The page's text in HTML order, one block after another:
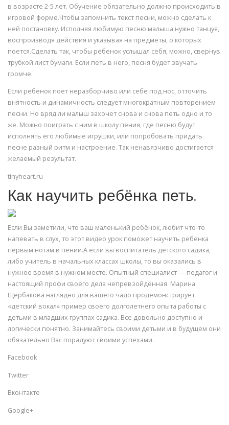
в возрасте 2-5 лет. Обучение обязательно должно происходить в
игровой форме.Чтобы запомнить текст песни, можно сделать к
ней постановку. Исполняя любимую песню малыша нужно танцуя,
воспроизводя действия и указывая на предметы, о которых
поется.Сделать так, чтобы ребенок услышал себя, можно, свернув
трубкой лист бумаги. Если петь в него, песня будет звучать
громче.
Если ребенок поет неразборчиво или себе под нос, отточить
внятность и динамичность следует многократным повторением
песни. Но вряд ли малыш захочет снова и снова петь одно и то
же. Можно поиграть с ним в школу пения, где песню будут
исполнять его любимые игрушки, или попробовать придать
песне разный ритм и настроение. Так ненавязчиво достигается
желаемый результат.
tinyheart.ru
Как научить ребёнка петь.
Если Вы заметили, что ваш маленький ребёнок, любит что-то
напевать в слух, то этот видео урок поможет научить ребёнка
первым нотам в пении.А если вы воспитатель детского садика,
либо учитель в начальных классах школы, то вы оказались в
нужное время в нужном месте. Опытный специалист — педагог и
настоящий профи своего дела непревзойдённая Марина
Щербакова наглядно для вашего чадо продемонстрирует
«детский вокал» пример своего долголетнего опыта работы с
детьми в младших группах садика. Все довольно доступно и
логически понятно. Занимайтесь своими детьми и в будущем они
обязательно Вас порадуют своими успехами.
Facebook
Twitter
Вконтакте
Google+